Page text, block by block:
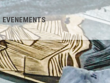
EVENEMENTS